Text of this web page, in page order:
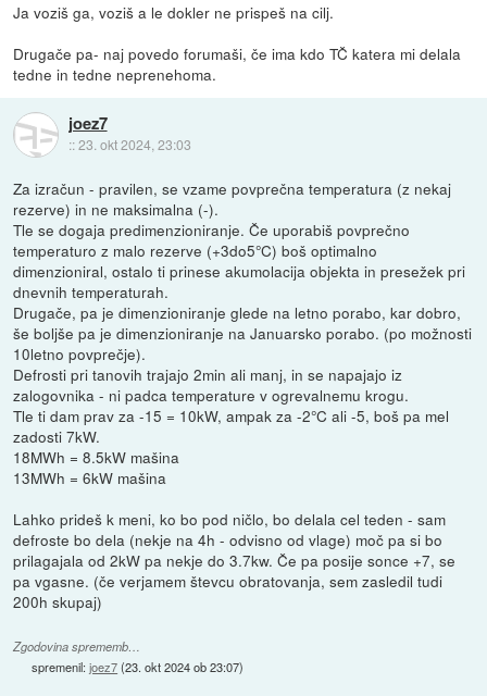
Ja voziš ga, voziš a le dokler ne prispeš na cilj.
Drugače pa- naj povedo forumaši, če ima kdo TČ katera mi delala
tedne in tedne neprenehoma.
joez7
::23. okt 2024, 23:03
Za izračun - pravilen, se vzame povprečna temperatura (z nekaj
rezerve) in ne maksimalna (-).
Tle se dogaja predimenzioniranje. Če uporabiš povprečno
temperaturo z malo rezerve (+3do5°C) boš optimalno
dimenzioniral, ostalo ti prinese akumolacija objekta in presežek pri
dnevnih temperaturah.
Drugače, pa je dimenzioniranje glede na letno porabo, kar dobro,
še boljše pa je dimenzioniranje na Januarsko porabo. (po možnosti
10letno povprečje).
Defrosti pri tanovih trajajo 2min ali manj, in se napajajo iz
zalogovnika - ni padca temperature v ogrevalnemu krogu.
Tle ti dam prav za -15 = 10kW, ampak za -2°C ali -5, boš pa mel
zadosti 7kW.
18MWh = 8.5kW mašina
13MWh = 6kW mašina
Lahko prideš k meni, ko bo pod ničlo, bo delala cel teden - sam
defroste bo dela (nekje na 4h - odvisno od vlage) moč pa si bo
prilagajala od 2kW pa nekje do 3.7kw. Če pa posije sonce +7, se
pa vgasne. (če verjamem števcu obratovanja, sem zasledil tudi
200h skupaj)
Zgodovina sprememb…
spremenil:joez7(23. okt 2024 ob 23:07)